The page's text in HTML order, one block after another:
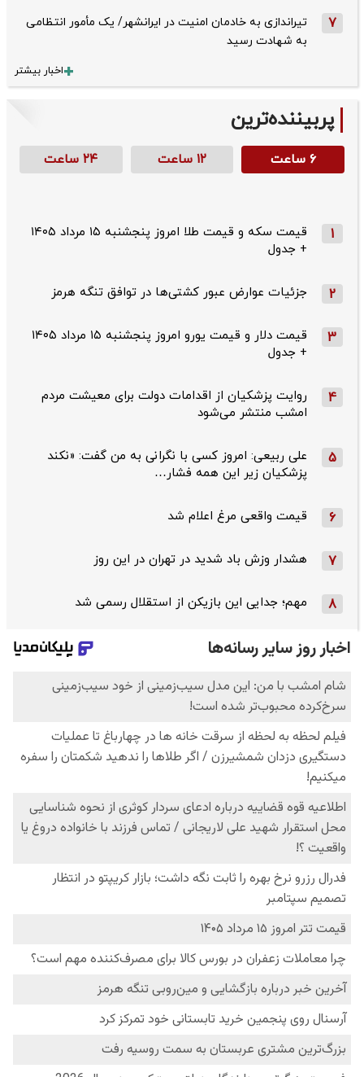
7
تیراندازی به خادمان امنیت در ایرانشهر/ یک مأمور انتظامی
به شهادت رسید
اخبار بیشتر
پربیننده‌ترین
۶ ساعت ۱۲ ساعت ۲۴ ساعت
1
قیمت سکه و قیمت طلا امروز پنجشنبه ۱۵ مرداد ۱۴۰۵
+ جدول
2 جزئیات عوارض عبور کشتی‌ها در توافق تنگه هرمز
3
قیمت دلار و قیمت یورو امروز پنجشنبه ۱۵ مرداد ۱۴۰۵
+ جدول
4
روایت پزشکیان از اقدامات دولت برای معیشت مردم
امشب منتشر می‌شود
5
علی ربیعی: امروز کسی با نگرانی به من گفت: «نکند
پزشکیان زیر این همه فشار…
6 قیمت واقعی مرغ اعلام شد
7 هشدار وزش باد شدید در تهران در این روز
8 مهم؛ جدایی این بازیکن از استقلال رسمی شد